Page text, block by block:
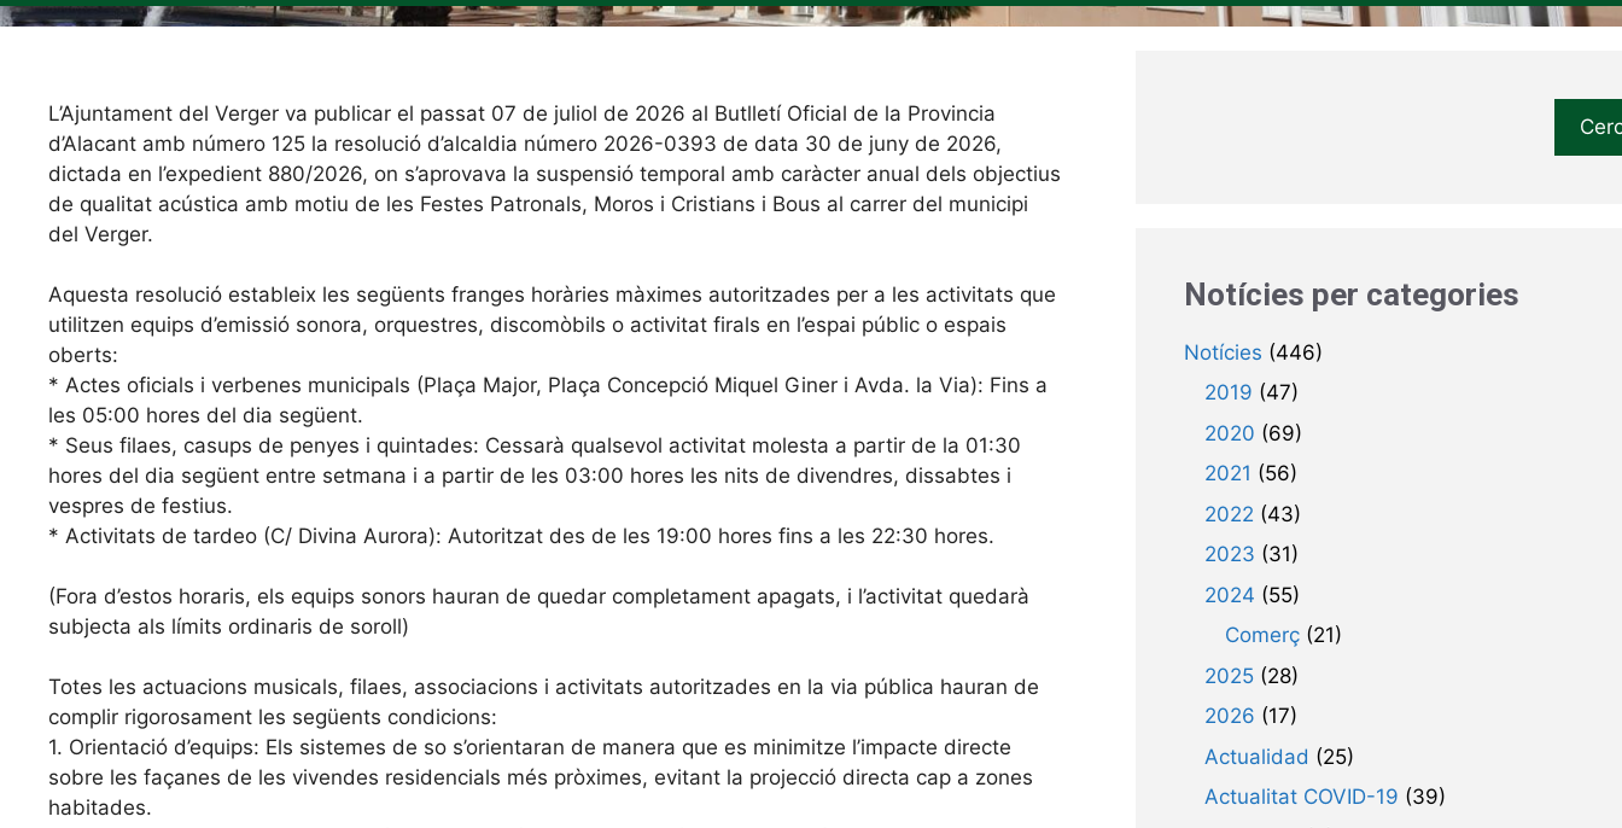
L’Ajuntament del Verger va publicar el passat 07 de juliol de 2026 al Butlletí Oficial de la Provincia
d’Alacant amb número 125 la resolució d’alcaldia número 2026-0393 de data 30 de juny de 2026,
dictada en l’expedient 880/2026, on s’aprovava la suspensió temporal amb caràcter anual dels objectius
de qualitat acústica amb motiu de les Festes Patronals, Moros i Cristians i Bous al carrer del municipi
del Verger.
Aquesta resolució estableix les següents franges horàries màximes autoritzades per a les activitats que
utilitzen equips d’emissió sonora, orquestres, discomòbils o activitat firals en l’espai públic o espais
oberts:
* Actes oficials i verbenes municipals (Plaça Major, Plaça Concepció Miquel Giner i Avda. la Via): Fins a
les 05:00 hores del dia següent.
* Seus filaes, casups de penyes i quintades: Cessarà qualsevol activitat molesta a partir de la 01:30
hores del dia següent entre setmana i a partir de les 03:00 hores les nits de divendres, dissabtes i
vespres de festius.
* Activitats de tardeo (C/ Divina Aurora): Autoritzat des de les 19:00 hores fins a les 22:30 hores.
(Fora d’estos horaris, els equips sonors hauran de quedar completament apagats, i l’activitat quedarà
subjecta als límits ordinaris de soroll)
Totes les actuacions musicals, filaes, associacions i activitats autoritzades en la via pública hauran de
complir rigorosament les següents condicions:
1. Orientació d’equips: Els sistemes de so s’orientaran de manera que es minimitze l’impacte directe
sobre les façanes de les vivendes residencials més pròximes, evitant la projecció directa cap a zones
habitades.
Notícies per categories
Notícies (446)
2019 (47)
2020 (69)
2021 (56)
2022 (43)
2023 (31)
2024 (55)
Comerç(21)
2025(28)
2026 (17)
Actualidad (25)
Actualitat COVID-19 (39)